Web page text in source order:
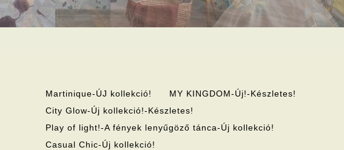
Martinique-ÚJ kollekció!
MY KINGDOM-Új!-Készletes!
City Glow-Új kollekció!-Készletes!
Play of light!-A fények lenyűgöző tánca-Új kollekció!
Casual Chic-Új kollekció!